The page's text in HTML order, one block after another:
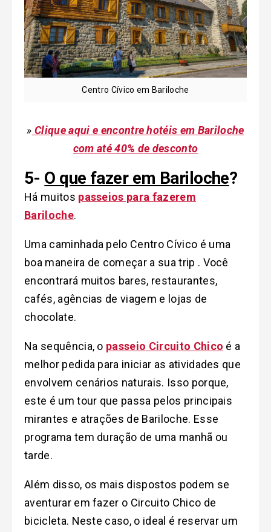
Centro Cívico em Bariloche
» Clique aqui e encontre hotéis em Bariloche
com até 40% de desconto
5- O que fazer em Bariloche?
Há muitos passeios para fazerem
Bariloche.
Uma caminhada pelo Centro Cívico é uma
boa maneira de começar a sua trip . Você
encontrará muitos bares, restaurantes,
cafés, agências de viagem e lojas de
chocolate.
Na sequência, o passeio Circuito Chico é a
melhor pedida para iniciar as atividades que
envolvem cenários naturais. Isso porque,
este é um tour que passa pelos principais
mirantes e atrações de Bariloche. Esse
programa tem duração de uma manhã ou
tarde.
Além disso, os mais dispostos podem se
aventurar em fazer o Circuito Chico de
bicicleta. Neste caso, o ideal é reservar um